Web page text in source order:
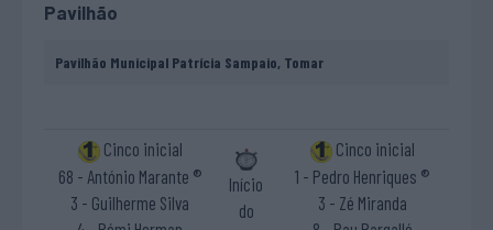
Pavilhão
Pavilhão Municipal Patrícia Sampaio, Tomar
Cinco inicial
68 - António Marante ®
3 - Guilherme Silva
Início
do
Cinco inicial
1 - Pedro Henriques ®
3 - Zé Miranda